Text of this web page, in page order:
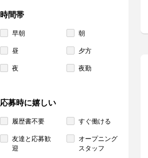
時間帯
早朝 朝
昼 夕方
夜 夜勤
応募時に嬉しい
履歴書不要 すぐ働ける
友達と応募歓
迎
オープニング
スタッフ